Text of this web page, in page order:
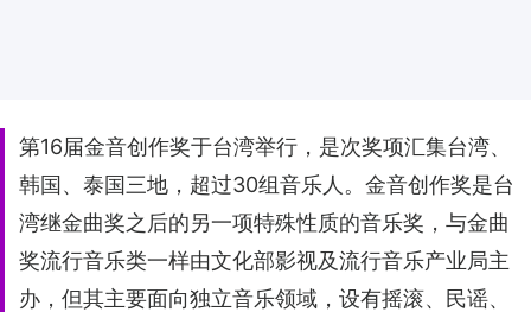
第16届金音创作奖于台湾举行，是次奖项汇集台湾、
韩国、泰国三地，超过30组音乐人。金音创作奖是台
湾继金曲奖之后的另一项特殊性质的音乐奖，与金曲
奖流行音乐类一样由文化部影视及流行音乐产业局主
办，但其主要面向独立音乐领域，设有摇滚、民谣、